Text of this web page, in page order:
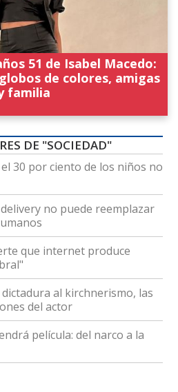
51 de Isabel Macedo:
de colores, amigas
familia
DE "SOCIEDAD"
el 30 por ciento de los niños no
no puede reemplazar
que internet produce
al kirchnerismo, las
del actor
película: del narco a la